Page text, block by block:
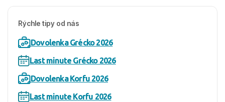
Rýchle tipy od nás
Dovolenka Grécko 2026
Last minute Grécko 2026
Dovolenka Korfu 2026
Last minute Korfu 2026